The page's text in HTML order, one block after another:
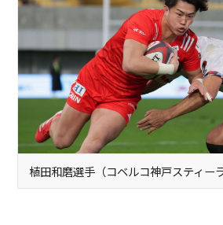
植田和磨選手（コベルコ神戸スティーラ